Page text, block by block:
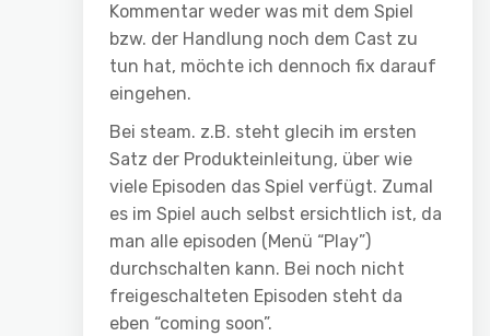
Kommentar weder was mit dem Spiel
bzw. der Handlung noch dem Cast zu
tun hat, möchte ich dennoch fix darauf
eingehen.
Bei steam. z.B. steht glecih im ersten
Satz der Produkteinleitung, über wie
viele Episoden das Spiel verfügt. Zumal
es im Spiel auch selbst ersichtlich ist, da
man alle episoden (Menü “Play”)
durchschalten kann. Bei noch nicht
freigeschalteten Episoden steht da
eben “coming soon”.